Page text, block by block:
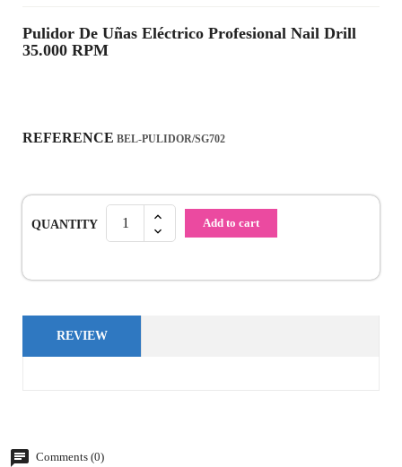
Pulidor De Uñas Eléctrico Profesional Nail Drill
35.000 RPM
REFERENCE BEL-PULIDOR/SG702
QUANTITY Add to cart
REVIEW
Comments (0)